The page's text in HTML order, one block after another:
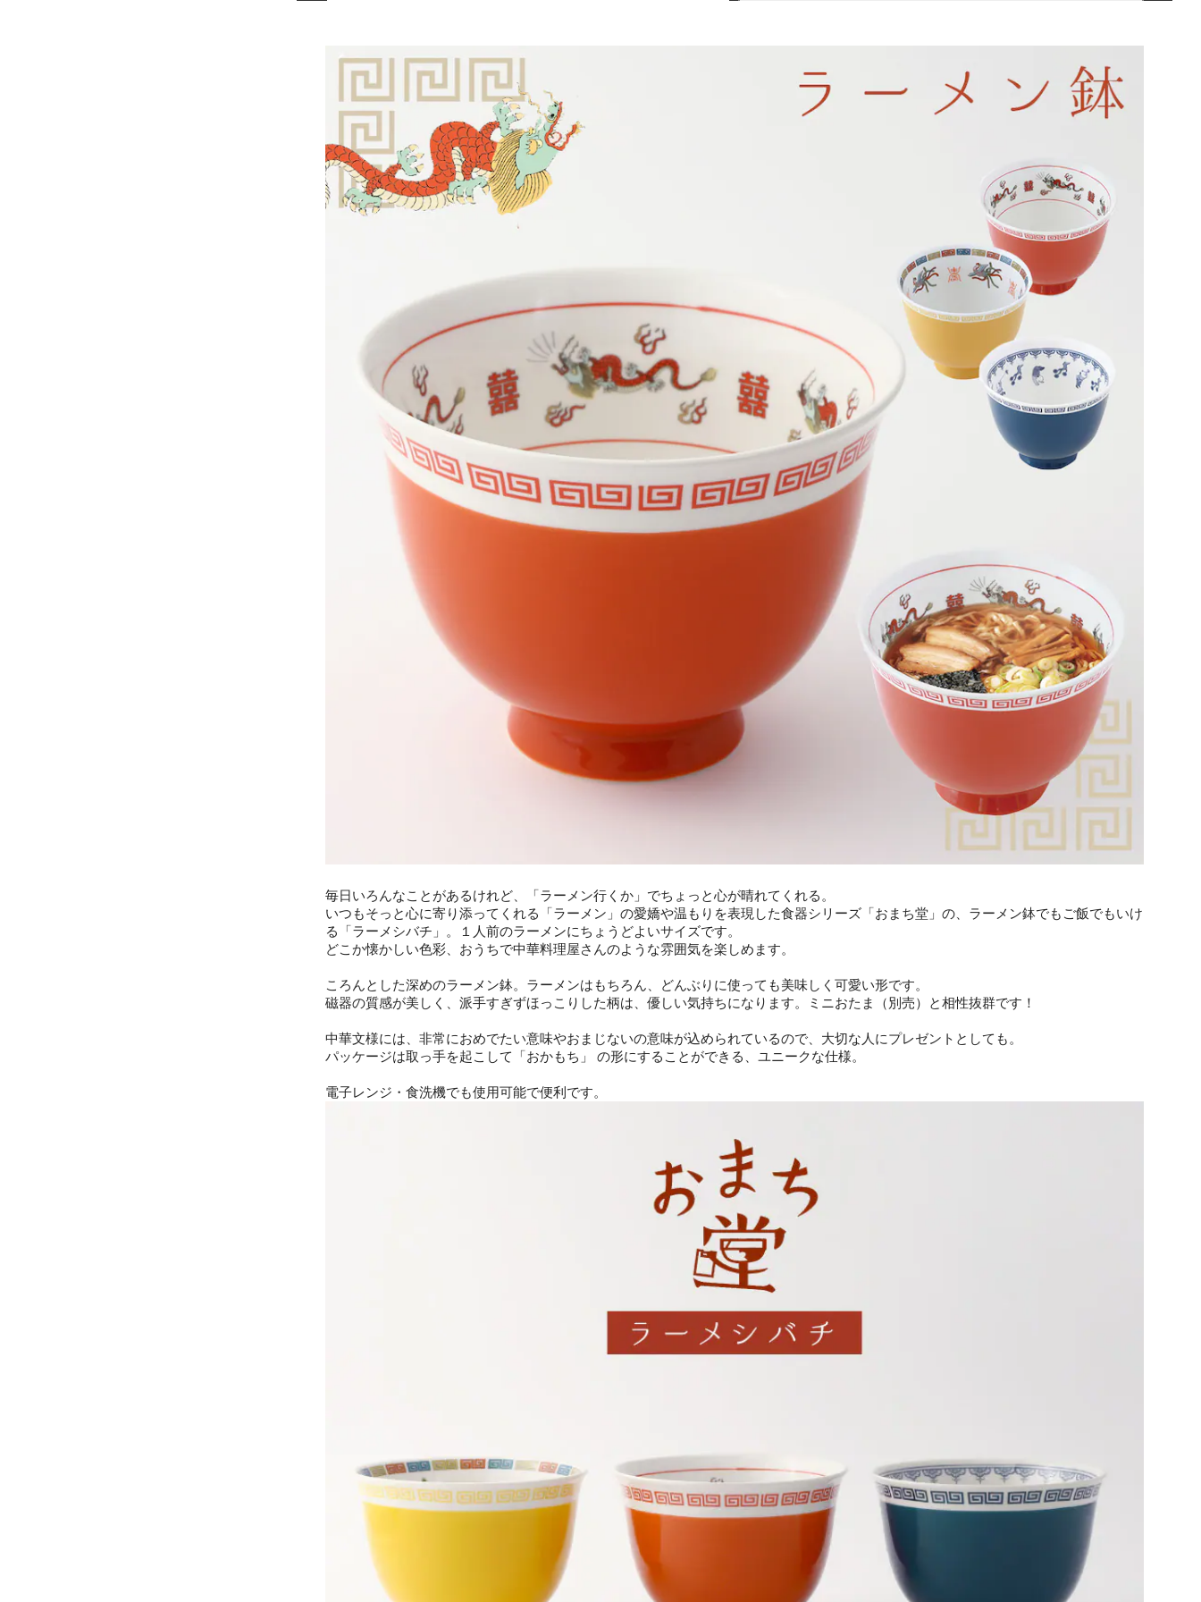
毎日いろんなことがあるけれど、「ラーメン行くか」でちょっと心が晴れてくれる。
いつもそっと心に寄り添ってくれる「ラーメン」の愛嬌や温もりを表現した食器シリーズ「おまち堂」の、ラーメン鉢でもご飯でもいけ
る「ラーメシバチ」。１人前のラーメンにちょうどよいサイズです。
どこか懐かしい色彩、おうちで中華料理屋さんのような雰囲気を楽しめます。
ころんとした深めのラーメン鉢。ラーメンはもちろん、どんぶりに使っても美味しく可愛い形です。
磁器の質感が美しく、派手すぎずほっこりした柄は、優しい気持ちになります。ミニおたま（別売）と相性抜群です！
中華文様には、非常におめでたい意味やおまじないの意味が込められているので、大切な人にプレゼントとしても。
パッケージは取っ手を起こして「おかもち」 の形にすることができる、ユニークな仕様。
電子レンジ・食洗機でも使用可能で便利です。